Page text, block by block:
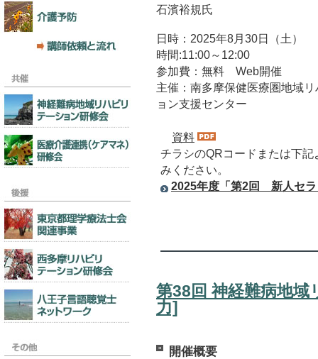
石濱裕規氏
日時：2025年8月30日（土）
時間:11:00～12:00
参加費：無料 Web開催
主催：南多摩保健医療圏地域
ョン支援センター
資料
チラシのQRコードまたは下記
みください。
2025年度「第2回 新人セラ
第38回 神経難病地
力]
開催概要